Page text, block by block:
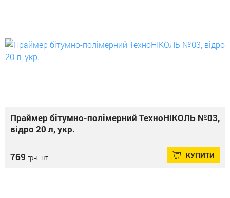
Праймер бітумно-полімерний ТехноНІКОЛЬ №03,
відро 20 л, укр.
769 грн. шт. КУПИТИ